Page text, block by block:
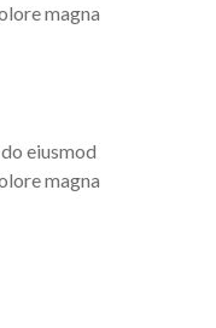
magna
eiusmod
magna